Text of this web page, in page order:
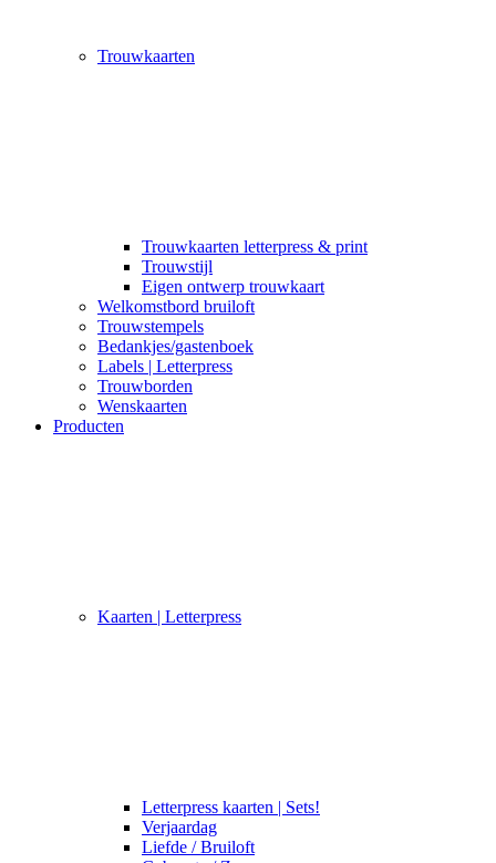
Trouwkaarten
Trouwkaarten letterpress & print
Trouwstijl
Eigen ontwerp trouwkaart
Welkomstbord bruiloft
Trouwstempels
Bedankjes/gastenboek
Labels | Letterpress
Trouwborden
Wenskaarten
Producten
Kaarten | Letterpress
Letterpress kaarten | Sets!
Verjaardag
Liefde / Bruiloft